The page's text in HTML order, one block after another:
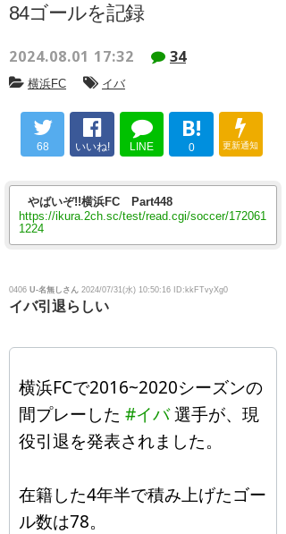
84ゴールを記録
2024.08.01 17:32 34
横浜FC イバ
68 いいね! LINE
B!
0 更新通知
やばいぞ!!横浜FC Part448
https://ikura.2ch.sc/test/read.cgi/soccer/172061
1224
0406 U-名無しさん 2024/07/31(水) 10:50:16 ID:kkFTvyXg0
イバ引退らしい
横浜FCで2016~2020シーズンの
間プレーした #イバ選手が、現
役引退を発表されました。
在籍した4年半で積み上げたゴー
ル数は78。